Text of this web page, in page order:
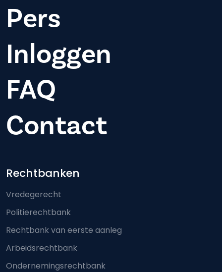
Pers
Inloggen
FAQ
Contact
Footer-menu
Rechtbanken
Vredegerecht
Politierechtbank
Rechtbank van eerste aanleg
Arbeidsrechtbank
Ondernemingsrechtbank